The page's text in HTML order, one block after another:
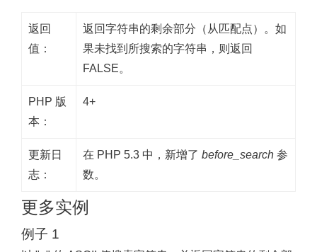
返回
值：
返回字符串的剩余部分（从匹配点）。如
果未找到所搜索的字符串，则返回
FALSE。
PHP 版
本：
4+
更新日
志：
在 PHP 5.3 中，新增了 before_search 参
数。
更多实例
例子 1